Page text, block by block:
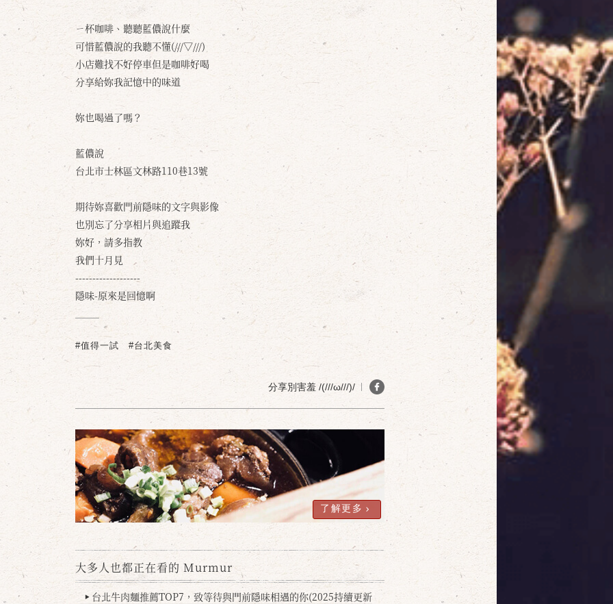
ㄧ杯咖啡、聽聽藍儂說什麼
可惜藍儂說的我聽不懂(///▽///)
小店難找不好停車但是咖啡好喝
分享給妳我記憶中的味道
妳也喝過了嗎？
藍儂說
台北市士林區文林路110巷13號
期待妳喜歡門前隱味的文字與影像
也別忘了分享相片與追蹤我
妳好，請多指教
我們十月見
-------------------
隱味-原來是回憶啊
#值得一試 #台北美食
分享別害羞 /(///ω///)/
了解更多
大多人也都正在看的 Murmur
▶ 台北牛肉麵推薦TOP7，致等待與門前隱味相遇的你(2025持續更新
取消